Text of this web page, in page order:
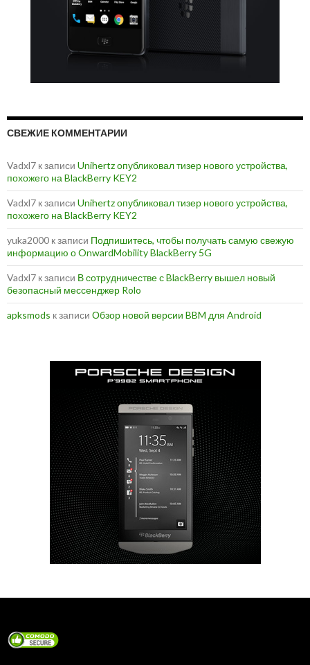
СВЕЖИЕ КОММЕНТАРИИ
Vadxl7 к записи Unihertz опубликовал тизер нового устройства,
похожего на BlackBerry KEY2
Vadxl7 к записи Unihertz опубликовал тизер нового устройства,
похожего на BlackBerry KEY2
yuka2000 к записи Подпишитесь, чтобы получать самую свежую
информацию о OnwardMobility BlackBerry 5G
Vadxl7 к записи В сотрудничестве с BlackBerry вышел новый
безопасный мессенджер Rolo
apksmods к записи Обзор новой версии BBM для Android